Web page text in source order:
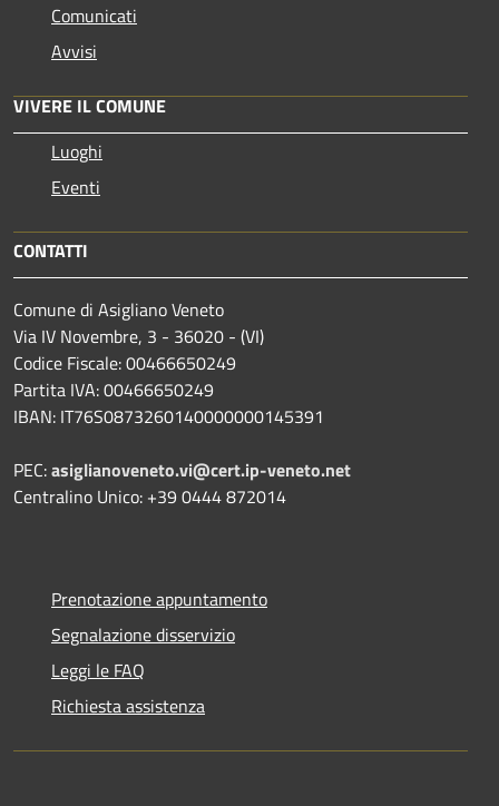
Comunicati
Avvisi
VIVERE IL COMUNE
Luoghi
Eventi
CONTATTI
Comune di Asigliano Veneto
Via IV Novembre, 3 - 36020 - (VI)
Codice Fiscale: 00466650249
Partita IVA: 00466650249
IBAN: IT76S0873260140000000145391
PEC:asiglianoveneto.vi@cert.ip-veneto.net
Centralino Unico: +39 0444 872014
Prenotazione appuntamento
Segnalazione disservizio
Leggi le FAQ
Richiesta assistenza